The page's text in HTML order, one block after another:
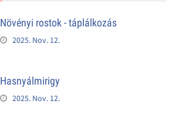
Növényi rostok - táplálkozás
2025. Nov. 12.
Hasnyálmirigy
2025. Nov. 12.